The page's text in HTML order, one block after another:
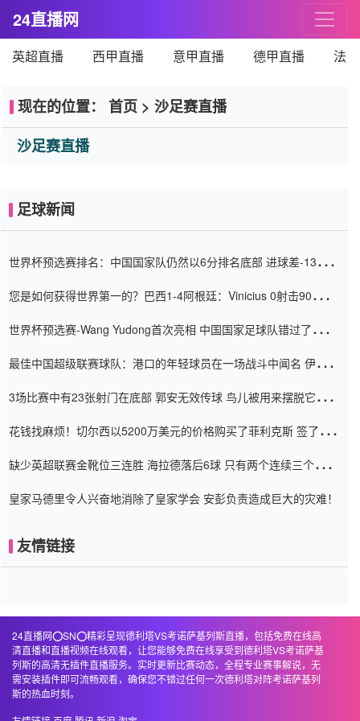
24直播网
英超直播 西甲直播 意甲直播 德甲直播 法
现在的位置： 首页 > 沙足赛直播
沙足赛直播
足球新闻
世界杯预选赛排名：中国国家队仍然以6分排名底部 进球差-13令人
您是如何获得世界第一的？巴西1-4阿根廷：Vinicius 0射击90分钟
世界杯预选赛-Wang Yudong首次亮相 中国国家足球队错过了世界
最佳中国超级联赛球队：港口的年轻球员在一场战斗中闻名 伊万放
3场比赛中有23张射门在底部 郭安无效传球 鸟儿被用来摆脱它
花钱找麻烦！切尔西以5200万美元的价格购买了菲利克斯 签了7年
缺少英超联赛金靴位三连胜 海拉德落后6球 只有两个连续三个连续
皇家马德里令人兴奋地消除了皇家学会 安彭负责造成巨大的灾难！
友情链接
24直播网⭕️SN⭕️精彩呈现德利塔VS考诺萨基列斯直播，包括免费在线高
清直播和直播视频在线观看，让您能够免费在线享受到德利塔VS考诺萨基
列斯的高清无插件直播服务。实时更新比赛动态，全程专业赛事解说，无
需安装插件即可流畅观看，确保您不错过任何一次德利塔对阵考诺萨基列
斯的热血时刻。